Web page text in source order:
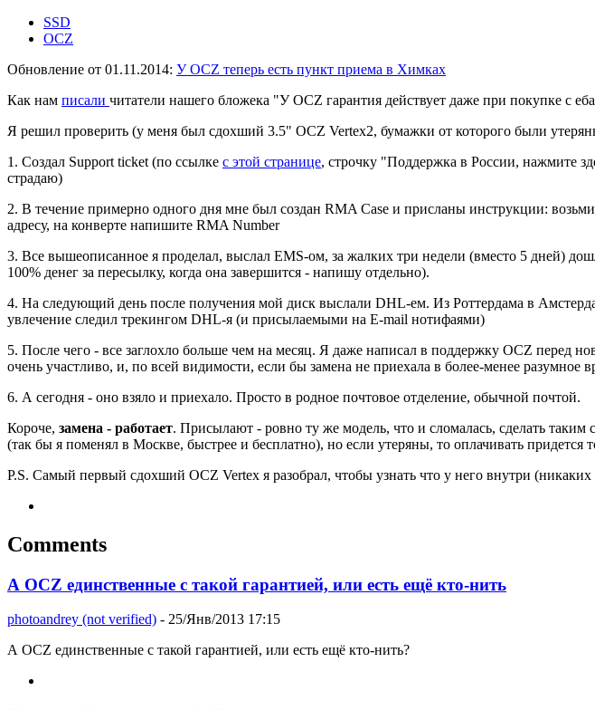
SSD
OCZ
Обновление от 01.11.2014: У OCZ теперь есть пункт приема в Химках
Как нам писали читатели нашего бложека "У OCZ гарантия действует даже при покупке с
Я решил проверить (у меня был сдохший 3.5" OCZ Vertex2, бумажки от которого были
1. Создал Support ticket (по ссылке с этой странице, строчку "Поддержка в России, нажмите
страдаю)
2. В течение примерно одного дня мне был создан RMA Case и присланы инструкции:
адресу, на конверте напишите RMA Number
3. Все вышеописанное я проделал, выслал EMS-ом, за жалких три недели (вместо 5 дней)
100% денег за пересылку, когда она завершится - напишу отдельно).
4. На следующий день после получения мой диск выслали DHL-ем. Из Роттердама в
увлечение следил трекингом DHL-я (и присылаемыми на E-mail нотифаями)
5. После чего - все заглохло больше чем на месяц. Я даже написал в поддержку OCZ
очень участливо, и, по всей видимости, если бы замена не приехала в более-менее разумное
6. А сегодня - оно взяло и приехало. Просто в родное почтовое отделение, обычной почтой.
Короче, замена - работает. Присылают - ровно ту же модель, что и сломалась, сделать
(так бы я поменял в Москве, быстрее и бесплатно), но если утеряны, то оплачивать
P.S. Самый первый сдохший OCZ Vertex я разобрал, чтобы узнать что у него внутри
Comments
А OCZ единственные с такой гарантией, или есть ещё кто-нить
photoandrey (not verified) - 25/Янв/2013 17:15
А OCZ единственные с такой гарантией, или есть ещё кто-нить?